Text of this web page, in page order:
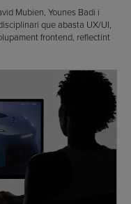
Mubien, Younes Badi i
que abasta UX/UI,
frontend, reflectint